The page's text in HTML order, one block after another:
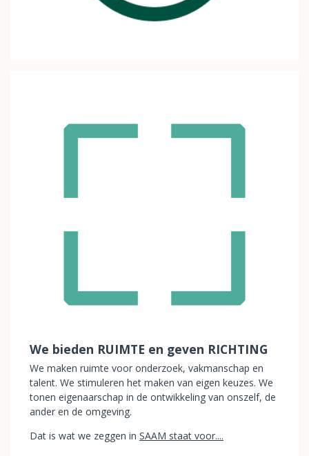
We bieden RUIMTE en geven RICHTING
We maken ruimte voor onderzoek, vakmanschap en
talent. We stimuleren het maken van eigen keuzes. We
tonen eigenaarschap in de ontwikkeling van onszelf, de
ander en de omgeving.
Dat is wat we zeggen in SAAM staat voor....